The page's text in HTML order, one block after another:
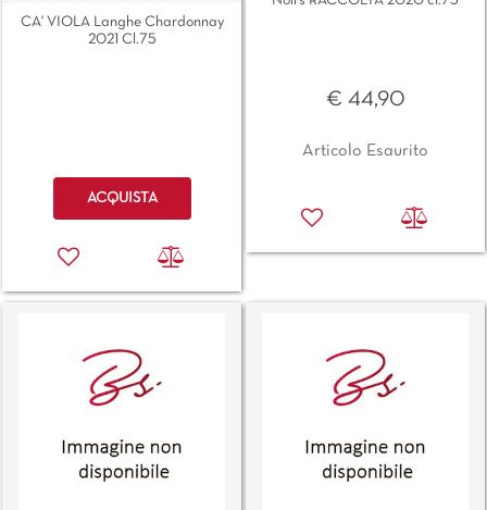
CA' VIOLA Langhe Chardonnay
2021 Cl.75
Quantità
ACQUISTA
€ 44,90
Articolo Esaurito